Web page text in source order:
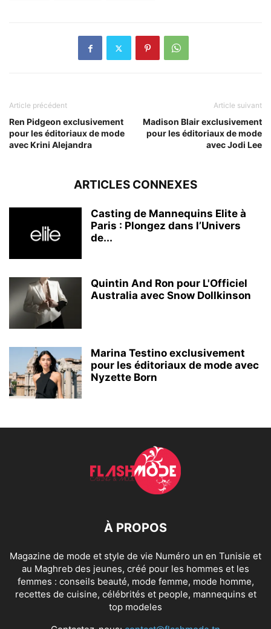
Article précédent
Ren Pidgeon exclusivement
pour les éditoriaux de mode
avec Krini Alejandra
Article suivant
Madison Blair exclusivement
pour les éditoriaux de mode
avec Jodi Lee
ARTICLES CONNEXES
Casting de Mannequins Elite à
Paris : Plongez dans l’Univers
de...
Quintin And Ron pour L'Officiel
Australia avec Snow Dollkinson
Marina Testino exclusivement
pour les éditoriaux de mode avec
Nyzette Born
À PROPOS
Magazine de mode et style de vie Numéro un en Tunisie et
au Maghreb des jeunes, créé pour les hommes et les
femmes : conseils beauté, mode femme, mode homme,
recettes de cuisine, célébrités et people, mannequins et
top modeles